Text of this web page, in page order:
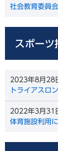
社会教育委員
スポーツ
2023年8月28
トライアスロ
2022年3月31
体育施設利用